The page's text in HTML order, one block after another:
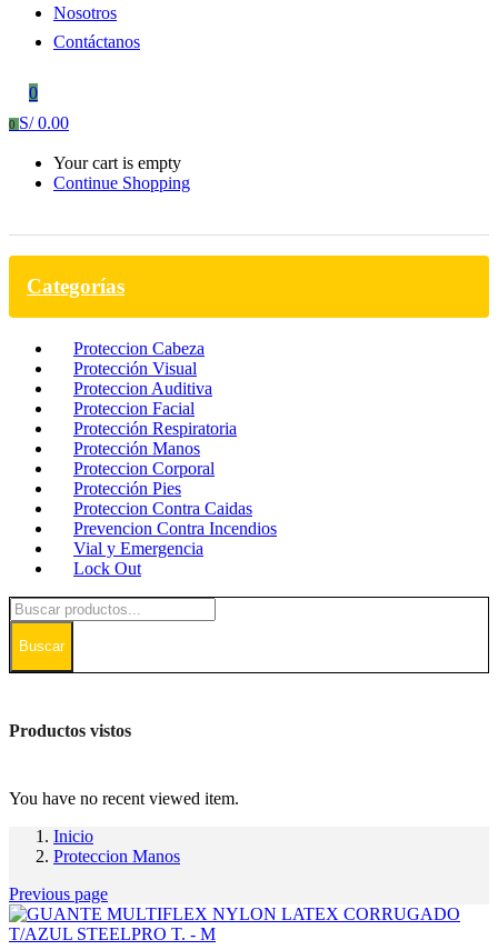
Nosotros
Contáctanos
0
0 S/0.00
Your cart is empty
Continue Shopping
Categorías
Proteccion Cabeza
Protección Visual
Proteccion Auditiva
Proteccion Facial
Protección Respiratoria
Protección Manos
Proteccion Corporal
Protección Pies
Proteccion Contra Caidas
Prevencion Contra Incendios
Vial y Emergencia
Lock Out
Buscar
Productos vistos
You have no recent viewed item.
Inicio
Proteccion Manos
Previous page